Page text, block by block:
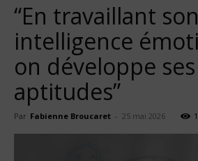
“En travaillant son
intelligence
on développe ses
aptitudes”
Par Fabienne Broucaret - 25 mai 2026